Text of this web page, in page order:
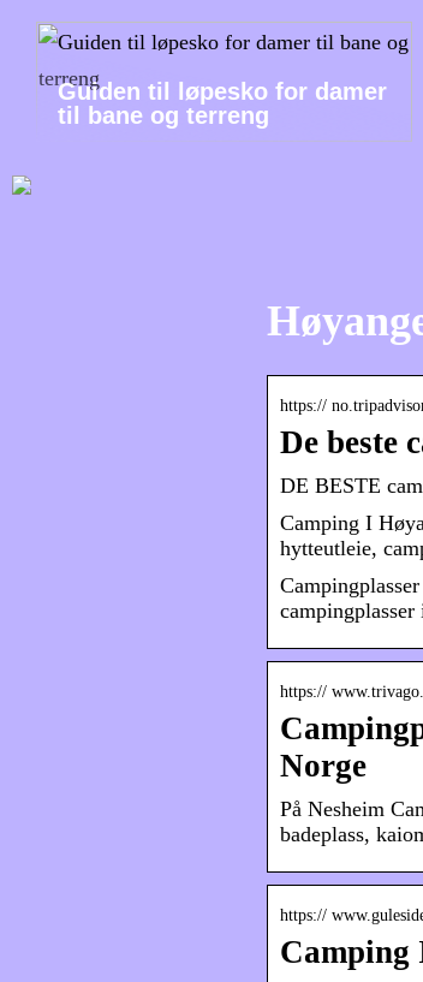
Guiden til løpesko for damer
til bane og terreng
https://
De beste
DE BESTE
Camping I
hytteutleie,
https://
Norge
På Nesheim
badeplass,
https://
Camping